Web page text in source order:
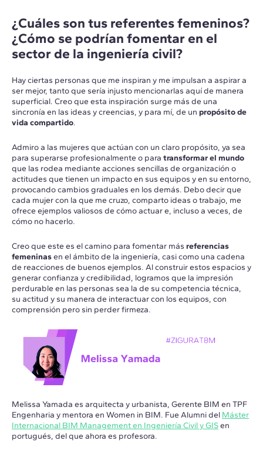
¿Cuáles son tus referentes femeninos?
¿Cómo se podrían fomentar en el
sector de la ingeniería civil?
Hay ciertas personas que me inspiran y me impulsan a aspirar a
ser mejor, tanto que sería injusto mencionarlas aquí de manera
superficial. Creo que esta inspiración surge más de una
sincronía en las ideas y creencias, y para mí, de un propósito de
vida compartido.
Admiro a las mujeres que actúan con un claro propósito, ya sea
para superarse profesionalmente o para transformar el mundo
que las rodea mediante acciones sencillas de organización o
actitudes que tienen un impacto en sus equipos y en su entorno,
provocando cambios graduales en los demás. Debo decir que
cada mujer con la que me cruzo, comparto ideas o trabajo, me
ofrece ejemplos valiosos de cómo actuar e, incluso a veces, de
cómo no hacerlo.
Creo que este es el camino para fomentar más referencias
femeninasen el ámbito de la ingeniería, casi como una cadena
de reacciones de buenos ejemplos. Al construir estos espacios y
generar confianza y credibilidad, logramos que la impresión
perdurable en las personas sea la de su competencia técnica,
su actitud y su manera de interactuar con los equipos, con
comprensión pero sin perder firmeza.
Melissa Yamada es arquitecta y urbanista, Gerente BIM en TPF
Engenharia y mentora en Women in BIM. Fue Alumni del Máster
Internacional BIM Management en Ingeniería Civil y GISen
portugués, del que ahora es profesora.